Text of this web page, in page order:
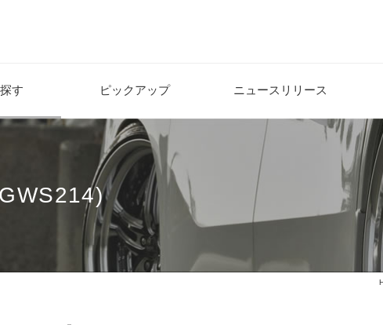
す ピックアップ ニュースリリース